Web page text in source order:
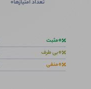
تعداد امتیازها0
0مثبت
0بی طرف
0منفی